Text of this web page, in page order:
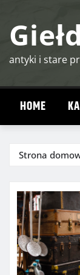
treści
antyki i stare
HOME
Strona